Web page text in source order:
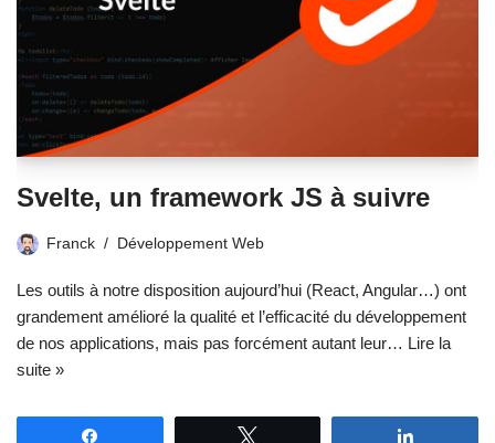
Svelte, un framework JS à suivre
Franck Développement Web
Les outils à notre disposition aujourd’hui (React, Angular…) ont
grandement amélioré la qualité et l’efficacité du développement
de nos applications, mais pas forcément autant leur… Lire la
suite »